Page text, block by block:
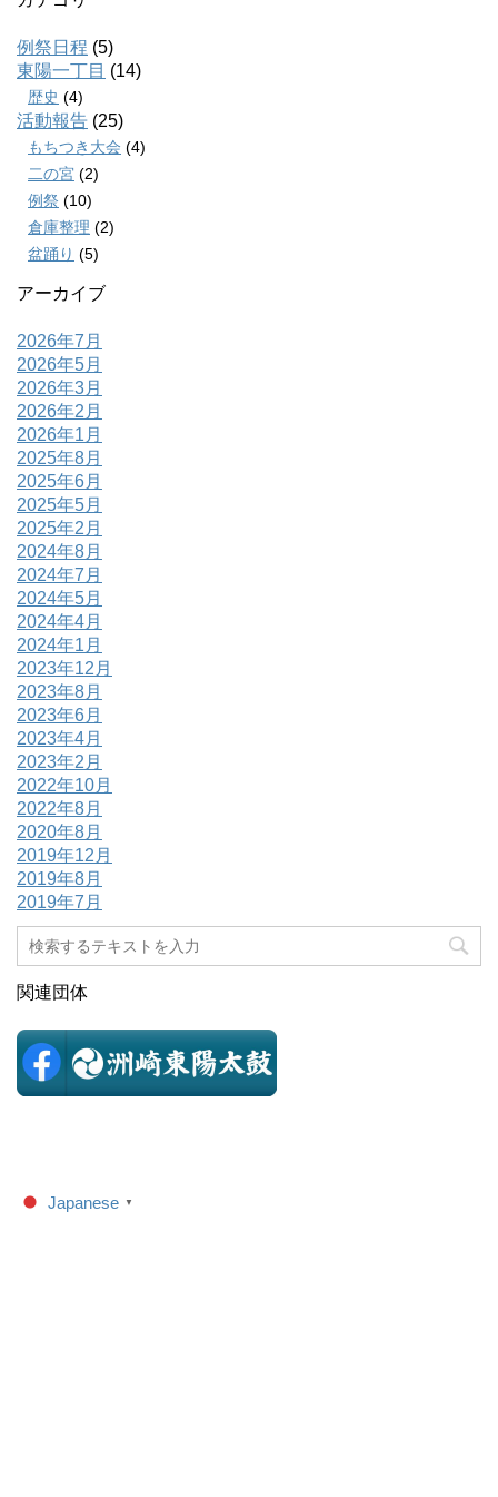
例祭日程 (5)
東陽一丁目 (14)
歴史 (4)
活動報告 (25)
もちつき大会 (4)
二の宮 (2)
例祭 (10)
倉庫整理 (2)
盆踊り (5)
アーカイブ
2026年7月
2026年5月
2026年3月
2026年2月
2026年1月
2025年8月
2025年6月
2025年5月
2025年2月
2024年8月
2024年7月
2024年5月
2024年4月
2024年1月
2023年12月
2023年8月
2023年6月
2023年4月
2023年2月
2022年10月
2022年8月
2020年8月
2019年12月
2019年8月
2019年7月
関連団体
Japanese ▼